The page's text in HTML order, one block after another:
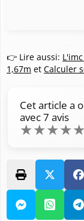
👉 Lire aussi:
1,67m et Calculer
Cet article a
avec7 avis
★★★★★